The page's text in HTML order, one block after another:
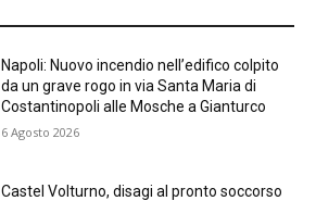
Napoli: Nuovo incendio nell’edifico colpito
da un grave rogo in via Santa Maria di
Costantinopoli alle Mosche a Gianturco
6 Agosto 2026
Castel Volturno, disagi al pronto soccorso